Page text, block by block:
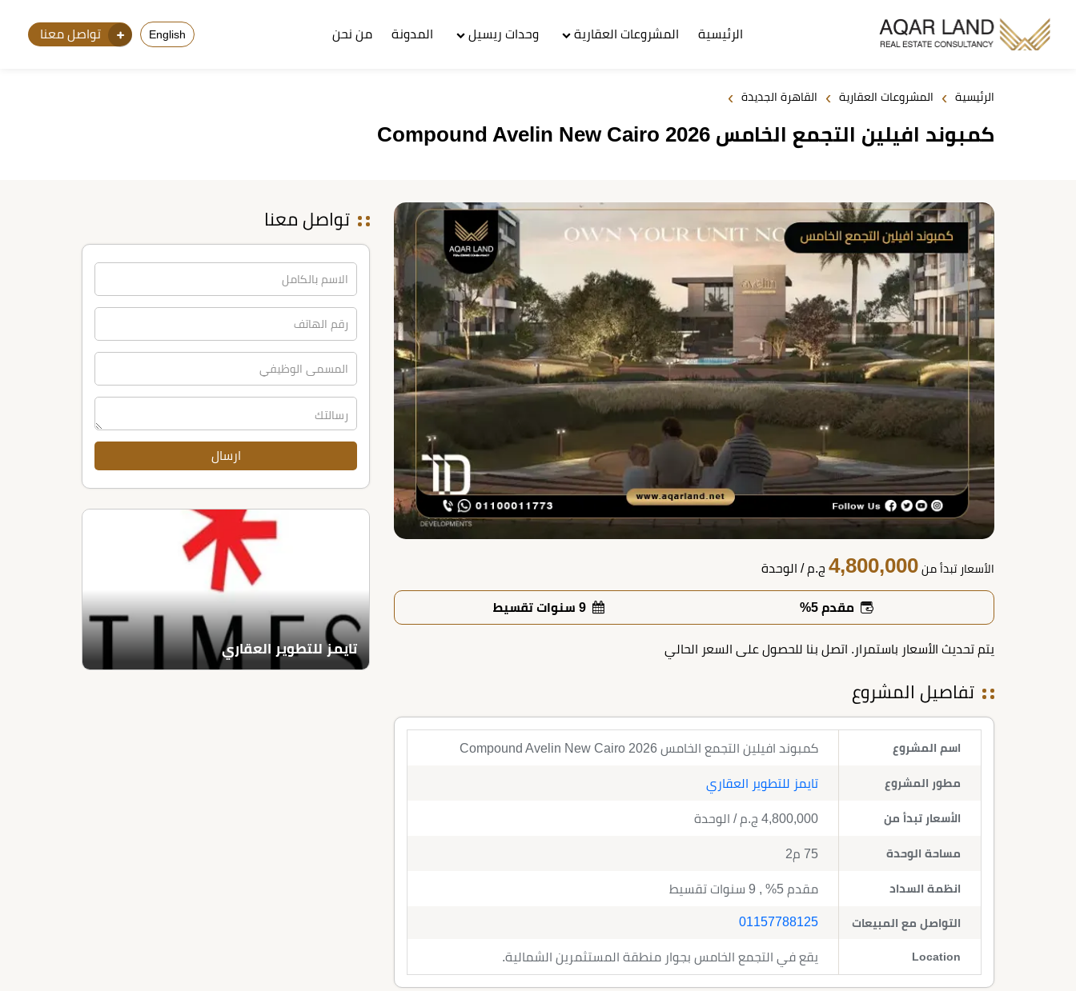
الرئيسية المشروعات العقارية وحدات ريسيل المدونة من نحن English تواصل معنا
الرئيسية › المشروعات العقارية › القاهرة الجديدة ›
كمبوند افيلين التجمع الخامس 2026 Compound Avelin New Cairo
الأسعار تبدأ من 4,800,000 ج.م / الوحدة
مقدم 5%
يتم تحديث الأسعار باستمرار. اتصل بنا للحصول على السعر الحالي
تفاصيل المشروع
اسم المشروع كمبوند افيلين التجمع الخامس 2026 Compound Avelin New Cairo
مطور المشروع تايمز للتطوير العقاري
الأسعار تبدأ من 4,800,000 ج.م / الوحدة
مساحة الوحدة 75 م2
انظمة السداد مقدم 5% , 9 سنوات تقسيط
التواصل مع المبيعات 01157788125
Location يقع في التجمع الخامس بجوار منطقة المستثمرين الشمالية.
تواصل معنا
تايمز للتطوير العقاري